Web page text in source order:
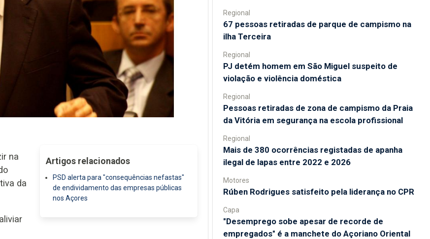
Artigos relacionados
PSD alerta para "consequências nefastas"
de endividamento das empresas públicas
nos Açores
na
da
Regional
67 pessoas retiradas de parque de campismo na
ilha Terceira
Regional
PJ detém homem em São Miguel suspeito de
violação e violência doméstica
Regional
Pessoas retiradas de zona de campismo da Praia
da Vitória em segurança na escola profissional
Regional
Mais de 380 ocorrências registadas de apanha
ilegal de lapas entre 2022 e 2026
Motores
Rúben Rodrigues satisfeito pela liderança no CPR
Capa
"Desemprego sobe apesar de recorde de
empregados" é a manchete do Açoriano Oriental